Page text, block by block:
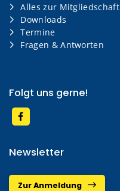
Alles zur Mitgliedschaft
Downloads
Termine
Fragen & Antworten
Folgt uns gerne!
Newsletter
Zur Anmeldung